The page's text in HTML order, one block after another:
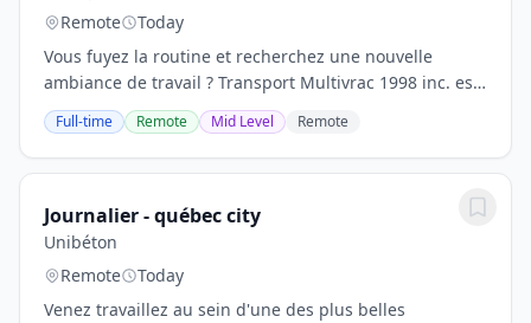
Remote
Today
Vous fuyez la routine et recherchez une nouvelle
ambiance de travail ? Transport Multivrac 1998 inc. est
à la recherche d’un chauffeur de camion classe 3 pour
joindre son équipe dynamique! Vos...
Full-time Remote Mid Level Remote
Journalier - québec city
Unibéton
Remote
Today
Venez travaillez au sein d'une des plus belles